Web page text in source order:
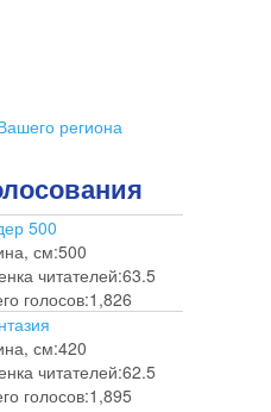
500
см:500
читателей:63.5
голосов:1,826
см:420
читателей:62.5
голосов:1,895